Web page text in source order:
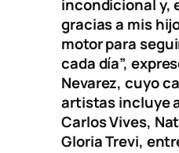
incondicional y,
gracias a mis
motor para
cada día”,
Nevarez, cuyo
artistas incluye
Carlos Vives,
Gloria Trevi,